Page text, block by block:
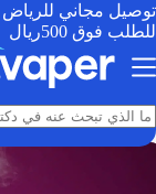
توصيل مجاني
للطلب فوق 500ريال